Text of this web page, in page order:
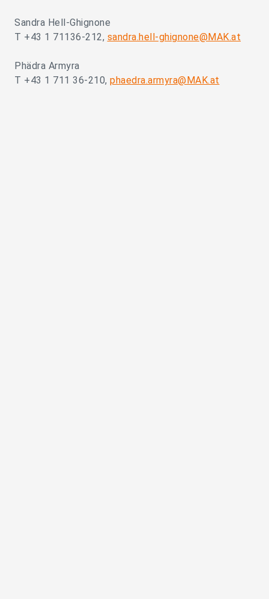
Sandra Hell-Ghignone
T +43 1 71136-212, sandra.hell-ghignone@MAK.at
Phädra Armyra
T +43 1 711 36-210, phaedra.armyra@MAK.at